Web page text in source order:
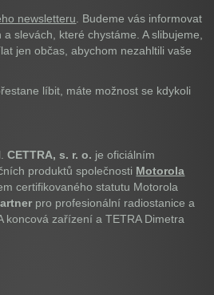
newsletteru. Budeme vás informovat
slevách, které chystáme. A slibujeme,
jen občas, abychom nezahltili vaše
líbit, máte možnost se kdykoli
CETTRA, s. r. o. je oficiálním
produktů společnosti Motorola
certifikovaného statutu Motorola
pro profesionální radiostanice a
koncová zařízení a TETRA Dimetra